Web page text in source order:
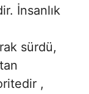
İnsanlık
sürdü,
,